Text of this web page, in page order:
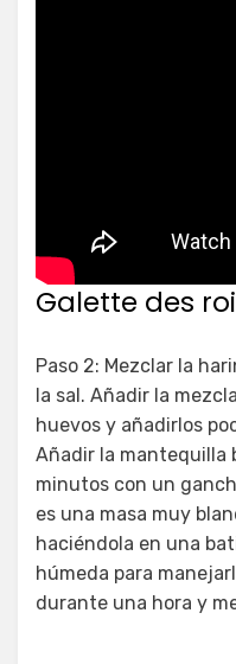
Galette des
Paso 2: Mezclar la
la sal. Añadir la
huevos y añadirlos
Añadir la mantequilla
minutos con un
es una masa muy
haciéndola en una
húmeda para
durante una hora y